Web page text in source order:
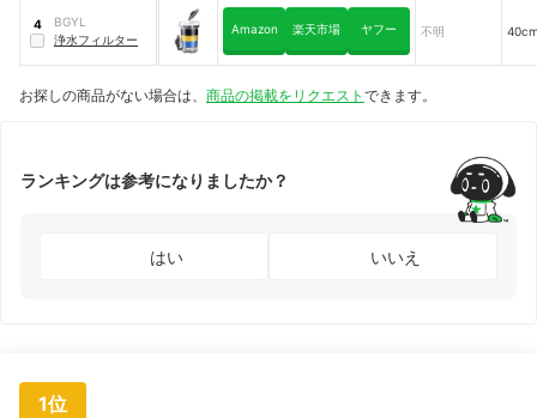
4
BGYL
浄水フィルター
Amazon 楽天市場 ヤフー 不明
お探しの商品がない場合は、 商品の掲載をリクエスト できます。
ランキングは参考になりましたか？
はい いいえ
1位